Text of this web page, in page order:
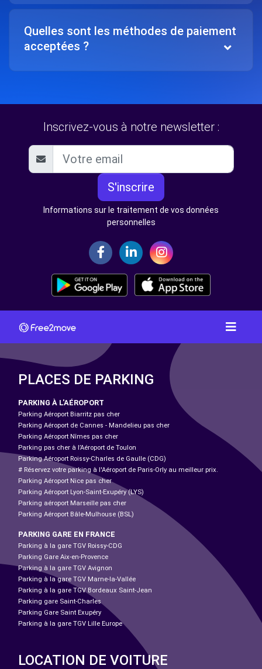
Quelles sont les méthodes de paiement
acceptées ?
Inscrivez-vous à notre newsletter :
S'inscrire
Informations sur le traitement de vos données
personnelles
PLACES DE PARKING
PARKING À L'AÉROPORT
Parking Aéroport Biarritz pas cher
Parking Aéroport de Cannes - Mandelieu pas cher
Parking Aéroport Nîmes pas cher
Parking pas cher à l’Aéroport de Toulon
Parking Aéroport Roissy-Charles de Gaulle (CDG)
# Réservez votre parking à l'Aéroport de Paris-Orly au meilleur prix.
Parking Aéroport Nice pas cher
Parking Aéroport Lyon-Saint-Exupéry (LYS)
Parking aéroport Marseille pas cher
Parking Aéroport Bâle-Mulhouse (BSL)
PARKING GARE EN FRANCE
Parking à la gare TGV Roissy-CDG
Parking Gare Aix-en-Provence
Parking à la gare TGV Avignon
Parking à la gare TGV Marne-la-Vallée
Parking à la gare TGV Bordeaux Saint-Jean
Parking gare Saint-Charles
Parking Gare Saint Exupéry
Parking à la gare TGV Lille Europe
LOCATION DE VOITURE